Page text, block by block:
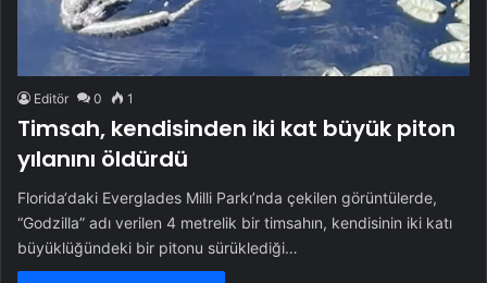
Editör 0 1
Timsah, kendisinden iki kat büyük piton
yılanını öldürdü
Florida‘daki Everglades Milli Parkı’nda çekilen görüntülerde,
“Godzilla” adı verilen 4 metrelik bir timsahın, kendisinin iki katı
büyüklüğündeki bir pitonu sürüklediği…